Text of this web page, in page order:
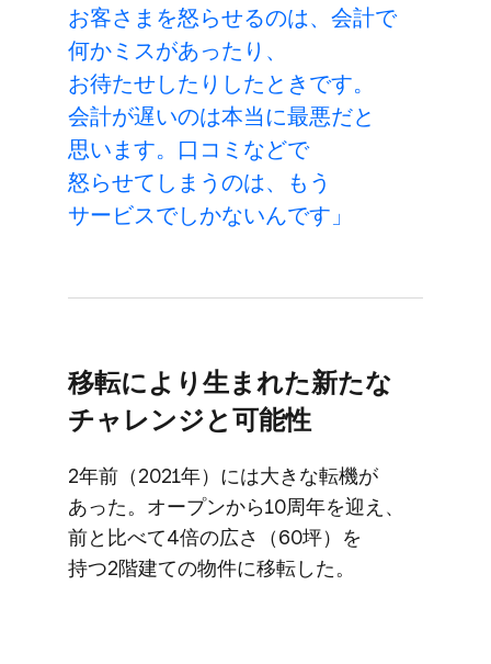
お客さまを​怒らせるのは、​会計で​
何か​ミスが​あったり、​
お待たせしたりした​ときです。​
会計が​遅いのは​本当に​最悪だと​
思います。​口コミなどで​
怒らせてしまうのは、​もう​
サービスでしかないんです」
移転に​より​生まれた​新たな​
チャレンジと​可能性
2年前​（2021年）には​大きな​転機が​
あった。​オープンから​10周年を​迎え、​
前と​比べて​4倍の​広さ​（60坪）を​
持つ2階建ての​物件に​移転した。